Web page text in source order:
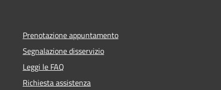
Prenotazione appuntamento
Segnalazione disservizio
Leggi le FAQ
Richiesta assistenza